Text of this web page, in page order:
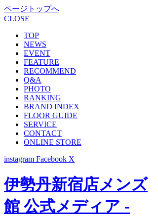
ページトップへ
CLOSE
TOP
NEWS
EVENT
FEATURE
RECOMMEND
Q&A
PHOTO
RANKING
BRAND INDEX
FLOOR GUIDE
SERVICE
CONTACT
ONLINE STORE
instagram Facebook X
伊勢丹新宿店メンズ
館 公式メディア -